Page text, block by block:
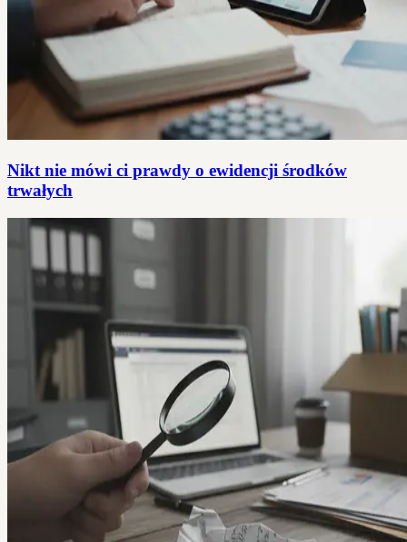
Nikt nie mówi ci prawdy o ewidencji środków
trwałych